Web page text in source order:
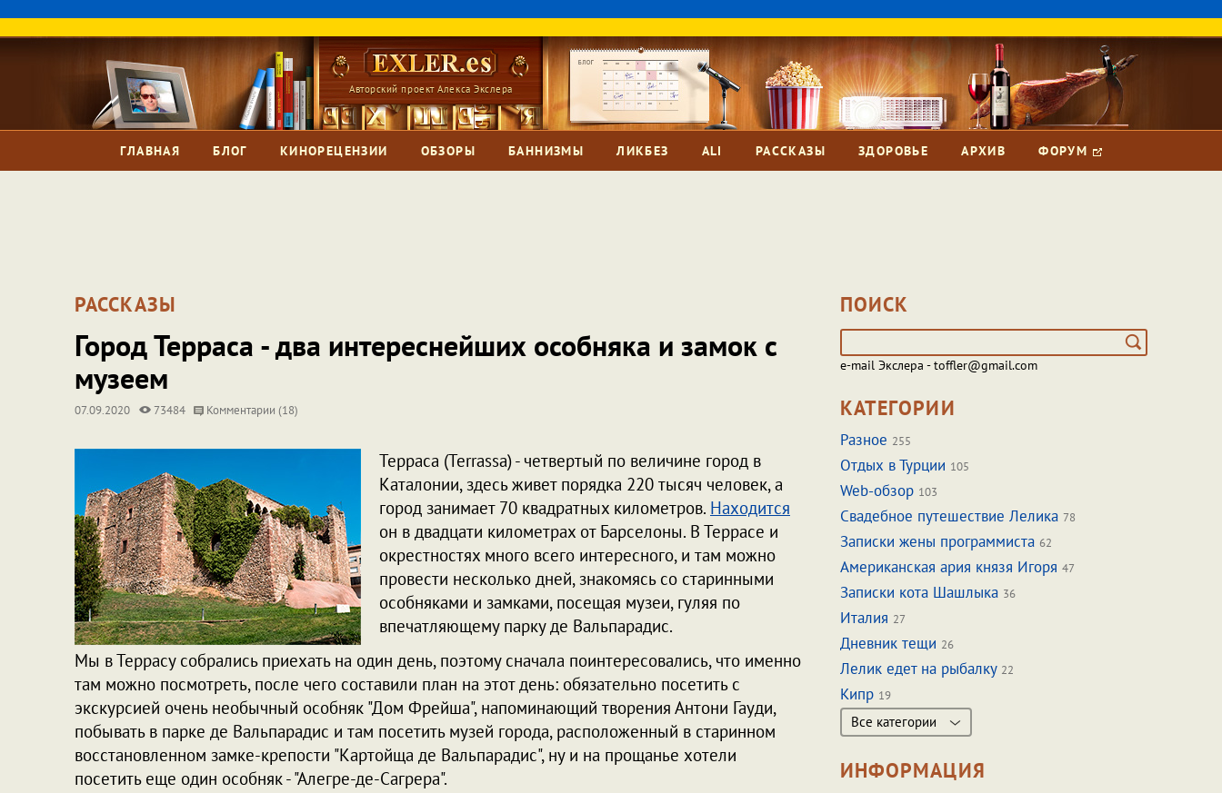
Авторский проект Алекса Экслера
ГЛАВНАЯ БЛОГ КИНОРЕЦЕНЗИИ ОБЗОРЫ БАННИЗМЫ ЛИКБЕЗ ALI РАССКАЗЫ ЗДОРОВЬЕ АРХИВ ФОРУМ
РАССКАЗЫ
Город Терраса - два интереснейших особняка и замок с
музеем
07.09.2020 73484 Комментарии (18)
Терраса (Terrassa) - четвертый по величине город в
Каталонии, здесь живет порядка 220 тысяч человек, а
город занимает 70 квадратных километров. Находится
он в двадцати километрах от Барселоны. В Террасе и
окрестностях много всего интересного, и там можно
провести несколько дней, знакомясь со старинными
особняками и замками, посещая музеи, гуляя по
впечатляющему парку де Вальпарадис.
Мы в Террасу собрались приехать на один день, поэтому сначала поинтересовались, что именно
там можно посмотреть, после чего составили план на этот день: обязательно посетить с
экскурсией очень необычный особняк "Дом Фрейша", напоминающий творения Антони Гауди,
побывать в парке де Вальпарадис и там посетить музей города, расположенный в старинном
восстановленном замке-крепости "Картойща де Вальпарадис", ну и на прощанье хотели
посетить еще один особняк - "Алегре-де-Сагрера".
ПОИСК
e-mail Экслера - toffler@gmail.com
КАТЕГОРИИ
Разное 255
Отдых в Турции 105
Web-обзор 103
Свадебное путешествие Лелика 78
Записки жены программиста 62
Американская ария князя Игоря 47
Записки кота Шашлыка 36
Италия 27
Дневник тещи 26
Лелик едет на рыбалку 22
Кипр 19
Все категории
ИНФОРМАЦИЯ